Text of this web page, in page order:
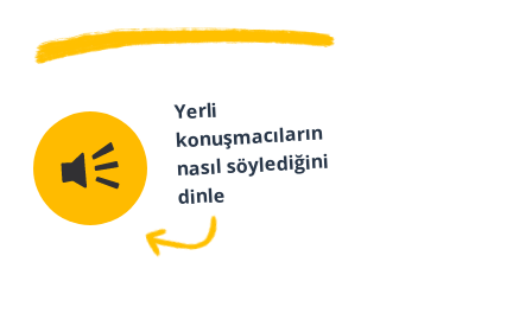
Yerli
konuşmacıların
nasıl söylediğini
dinle